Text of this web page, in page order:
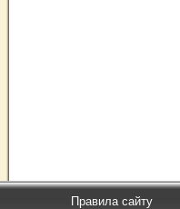
Правила сайту